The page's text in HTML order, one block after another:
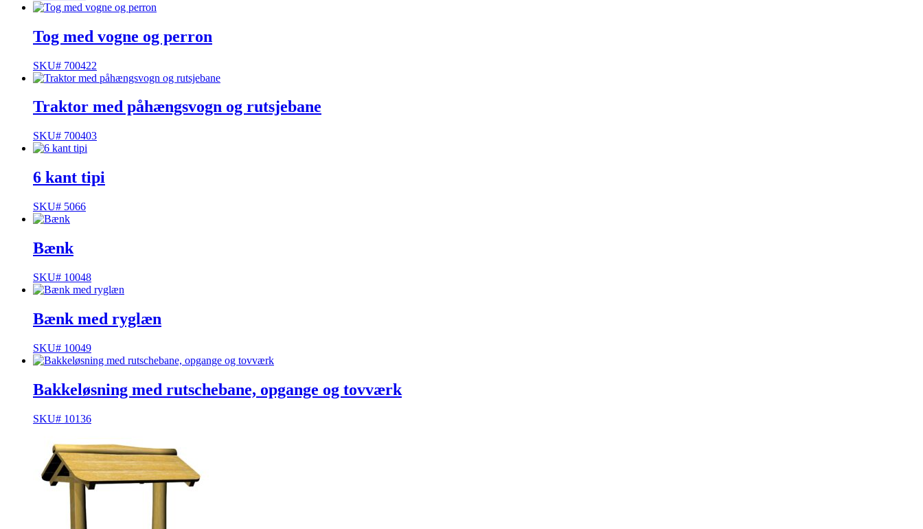
Tog med vogne og perron
SKU# 700422
Traktor med påhængsvogn og rutsjebane
SKU# 700403
6 kant tipi
SKU# 5066
Bænk
SKU# 10048
Bænk med ryglæn
SKU# 10049
Bakkeløsning med rutschebane, opgange og tovværk
SKU# 10136